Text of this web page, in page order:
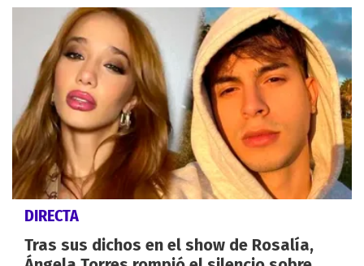
DIRECTA
Tras sus dichos en el show de Rosalía,